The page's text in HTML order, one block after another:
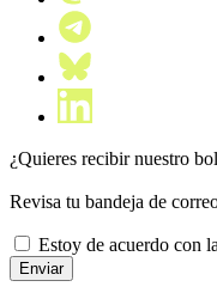
¿Quieres recibir nuestro
Revisa tu bandeja de
Estoy de acuerdo con